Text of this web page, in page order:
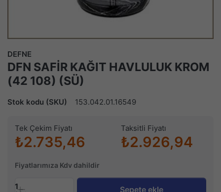
DEFNE
DFN SAFİR KAĞIT HAVLULUK KROM
(42 108) (SÜ)
Stok kodu (SKU) 153.042.01.16549
Tek Çekim Fiyatı
₺2.735,46
Taksitli Fiyatı
₺2.926,94
Fiyatlarımıza Kdv dahildir
1 Sepete ekle